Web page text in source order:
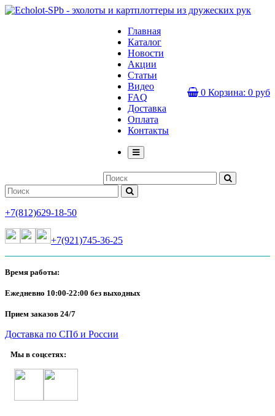
Главная
Каталог
Новости
Акции
Статьи
Видео
FAQ
Доставка
Оплата
Контакты
0 Корзина: 0 руб
+7(812)629-18-50
+7(921)745-36-25
Время работы:
Ежедневно 10:00-22:00 без выходных
Прием заказов 24/7
Доставка по СПб и России
Мы в соцсетях: